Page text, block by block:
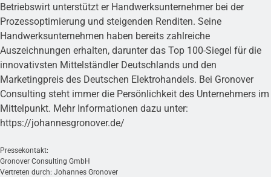
Betriebswirt unterstützt er Handwerksunternehmer bei der
Prozessoptimierung und steigenden Renditen. Seine
Handwerksunternehmen haben bereits zahlreiche
Auszeichnungen erhalten, darunter das Top 100-Siegel für die
innovativsten Mittelständler Deutschlands und den
Marketingpreis des Deutschen Elektrohandels. Bei Gronover
Consulting steht immer die Persönlichkeit des Unternehmers im
Mittelpunkt. Mehr Informationen dazu unter:
https://johannesgronover.de/
Pressekontakt:
Gronover Consulting GmbH
Vertreten durch: Johannes Gronover